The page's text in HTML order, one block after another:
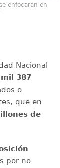
enfocarán en
Nacional
387
o
que en
de
por no